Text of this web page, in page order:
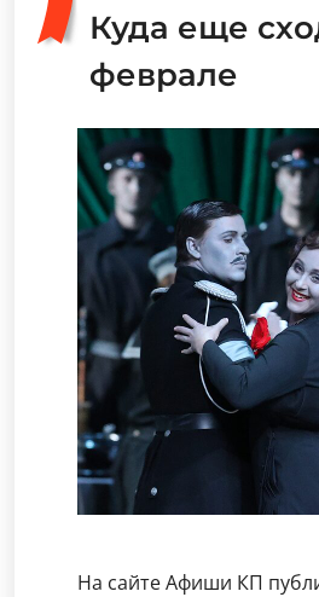
Куда еще
феврале
На сайте Афиши КП